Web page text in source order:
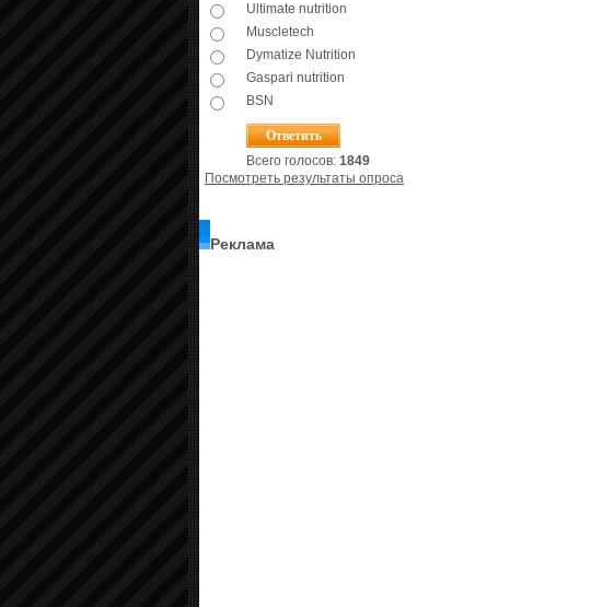
Ultimate nutrition
Muscletech
Dymatize Nutrition
Gaspari nutrition
BSN
Всего голосов: 1849
Посмотреть результаты опроса
Реклама